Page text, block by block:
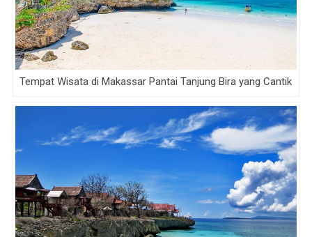
Tempat Wisata di Makassar Pantai Tanjung Bira yang Cantik